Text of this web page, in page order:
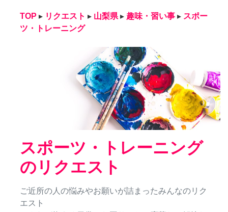
TOP ▸ リクエスト ▸ 山梨県 ▸ 趣味・習い事 ▸ スポー
ツ・トレーニング
スポーツ・トレーニング
のリクエスト
ご近所の人の悩みやお願いが詰まったみんなのリク
エスト